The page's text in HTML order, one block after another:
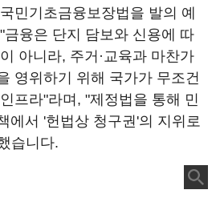
민기초금융보장법을 발의 예
융은 단지 담보와 신용에 따
아니라, 주거·교육과 마찬가
영위하기 위해 국가가 무조건
프라"라며, "제정법을 통해 민
에서 '헌법상 청구권'의 지위로
습니다.